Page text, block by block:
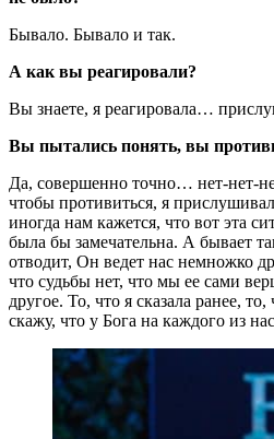
Бывало. Бывало и так.
А как вы реагировали?
Вы знаете, я реагировала…
Вы пытались понять, вы
Да, совершенно точно… нет-нет-
чтобы противиться, я
иногда нам кажется, что вот эта
была бы замечательна. А бывает
отводит, Он ведет нас немножко
что судьбы нет, что мы ее сами
другое. То, что я сказала ранее,
скажу, что у Бога на каждого из